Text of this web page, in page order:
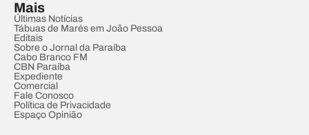
Mais
Últimas Notícias
Tábuas de Marés em João Pessoa
Editais
Sobre o Jornal da Paraíba
Cabo Branco FM
CBN Paraíba
Expediente
Comercial
Fale Conosco
Política de Privacidade
Espaço Opinião